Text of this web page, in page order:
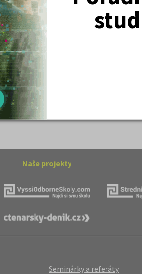
divadle
Základní charakteristiky
a geografie sídel
Romain Rolland: Petr a Lucie
Naše projekty
Seminárky a referáty